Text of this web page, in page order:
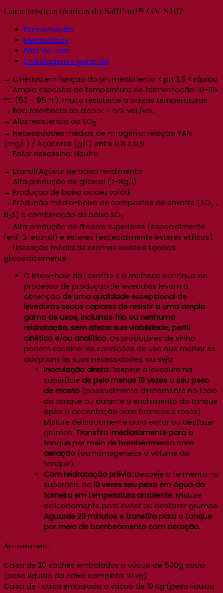
Características técnicas do SafŒno™ GV S107
Fermentação
Metabólicos
Fácil de Usar
Embalagem e garantia
→ Cinética em função do pH: médio lento < pH 3,5 < rápido
→ Amplo espectro de temperatura de fermentação: 10-35
°C (50 – 95 °F), muito resistente a baixas temperaturas
→ Boa tolerância ao álcool: > 15% vol./vol.
→ Alta resistência ao SO2
→ Necessidades médias de nitrogênio: relação YAN
(mg/L) / Açúcares (g/L) entre 0,8 e 0,9.
→ Fator assassino: Neutro
→ Etanol/Açúcar de baixo rendimento
→ Alta produção de glicerol (7-8g/l)
→ Produção de baixa acidez volátil
→ Produção média-baixa de compostos de enxofre (SO2 ,
H2S) e combinação de baixo SO2
→ Alta produção de álcoois superiores (especialmente
fenil-2-etanol) e ésteres (especialmente ésteres etílicos)
→ Liberação média de aromas voláteis ligados
glicosidicamente
O know-how da Lesaffre e a melhoria contínua do
processo de produção de leveduras levam à
obtenção de uma qualidade excepcional de
leveduras secas capazes de resistir a uma ampla
gama de usos, incluindo frio ou nenhuma
reidratação, sem afetar sua viabilidade, perfil
cinético e/ou analítico. Os produtores de vinho
podem escolher as condições de uso que melhor se
adaptam às suas necessidades, ou seja:
Inoculação direta: Despeje a levedura na
superfície de pelo menos 10 vezes o seu peso
de mosto (possivelmente diretamente no topo
do tanque ou durante o enchimento do tanque
após a decantação para brancos e rosés).
Misture delicadamente para evitar ou desfazer
grumos. Transfira imediatamente para o
tanque por meio de bombeamento com
aeração (ou homogeneize o volume do
tanque).
Com reidratação prévia: Despeje o fermento na
superfície de 10 vezes seu peso em água da
torneira em temperatura ambiente. Misture
delicadamente para evitar ou desfazer grumos.
Aguarde 20 minutos e transfira para o tanque
por meio de bombeamento com aeração.
Armazenamento
Caixa de 20 sachês embalados a vácuo de 500g cada
(peso líquido da caixa completa: 10 kg)
Caixa de 1 caixa embalada a vácuo de 10 Kg (peso líquido